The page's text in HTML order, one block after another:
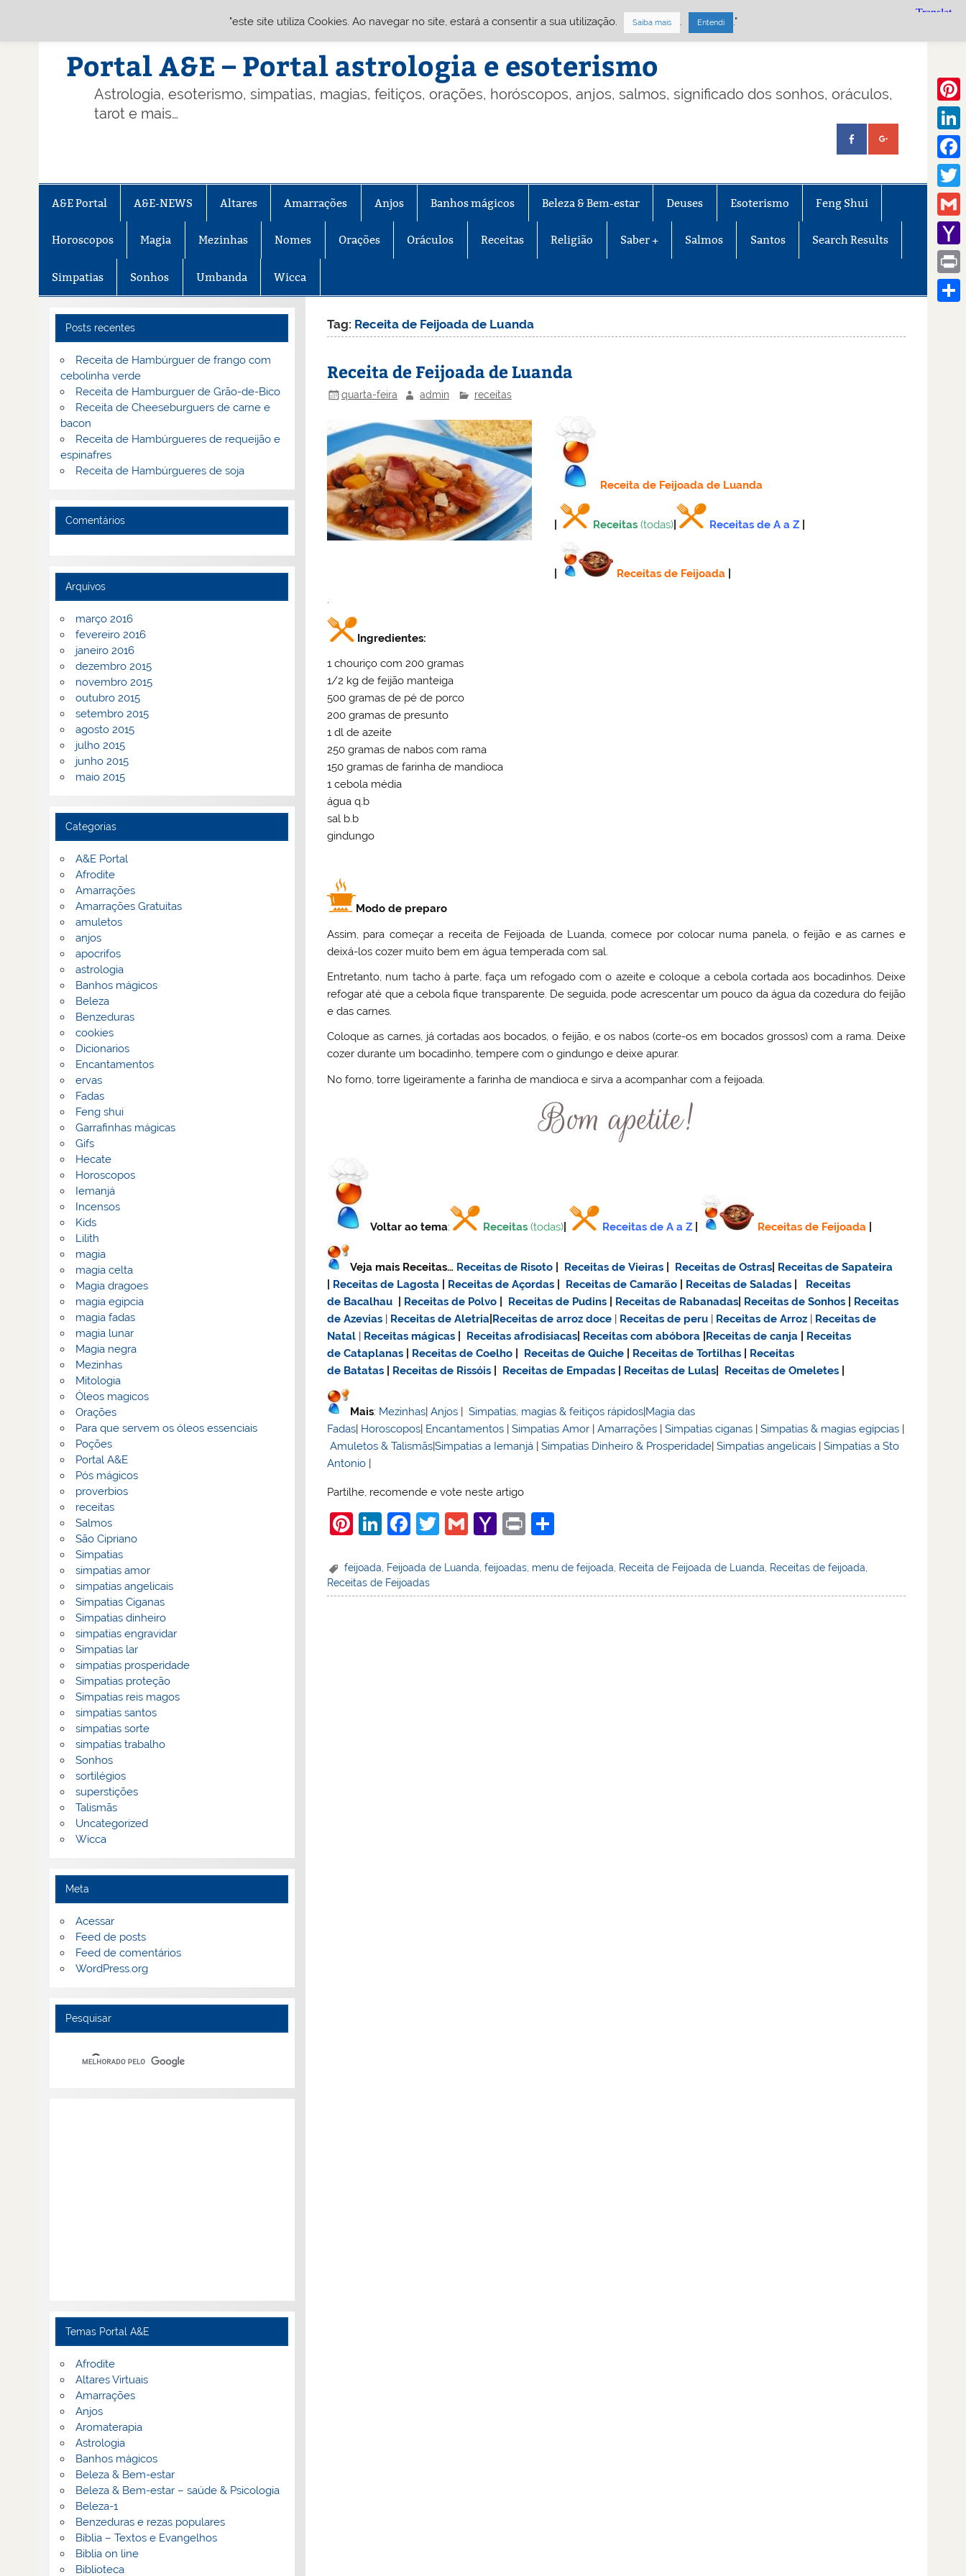
Portal A&E – Portal astrologia e esoterismo
Astrologia, esoterismo, simpatias, magias, feitiços, orações, horóscopos, anjos, salmos, significado dos sonhos, oráculos,
tarot e mais…
A&E Portal A&E-NEWS Altares Amarrações Anjos Banhos mágicos Beleza & Bem-estar Deuses Esoterismo Feng Shui
Horoscopos Magia Mezinhas Nomes Orações Oráculos Receitas Religião Saber + Salmos Santos Search Results
Simpatias Sonhos Umbanda Wicca
Tag: Receita de Feijoada de Luanda
Receita de Feijoada de Luanda
quarta-feira admin receitas
Receita de Feijoada de Luanda
Receitas (todas)| Receitas de A a Z
Receitas de Feijoada
Ingredientes:
1 chouriço com 200 gramas
1/2 kg de feijão manteiga
500 gramas de pé de porco
200 gramas de presunto
1 dl de azeite
250 gramas de nabos com rama
150 gramas de farinha de mandioca
1 cebola média
água q.b
sal b.b
gindungo
Modo de preparo
Assim, para começar a receita de Feijoada de Luanda, comece por colocar numa panela, o feijão e as carnes e
deixá-los cozer muito bem em água temperada com sal.
Entretanto, num tacho à parte, faça um refogado com o azeite e coloque a cebola cortada aos bocadinhos. Deixe
refogar até que a cebola fique transparente. De seguida, pode acrescentar um pouco da água da cozedura do feijão
e das carnes.
Coloque as carnes, já cortadas aos bocados, o feijão, e os nabos (corte-os em bocados grossos) com a rama. Deixe
cozer durante um bocadinho, tempere com o gindungo e deixe apurar.
No forno, torre ligeiramente a farinha de mandioca e sirva a acompanhar com a feijoada.
Voltar ao tema: Receitas (todas) Receitas de A a Z Receitas de Feijoada
Veja mais Receitas… Receitas de Risoto Receitas de Vieiras Receitas de Ostras
Receitas de Sapateira
Receitas de Lagosta Receitas de Açordas Receitas de Camarão Receitas de Saladas
Receitas
de Bacalhau
Receitas de Polvo Receitas de Pudins Receitas de Rabanadas Receitas de Sonhos
Receitas
de Azevias
Receitas de Aletria Receitas dearroz doce Receitas de peru Receitas de Arroz
Receitas de
Natal
Receitas mágicas Receitas afrodisiacas Receitas com abóbora Receitas de canja
Receitas
de Cataplanas
Receitas de Coelho Receitas de Quiche Receitas de Tortilhas
Receitas
de Batatas
Receitas de Rissóis Receitas de Empadas Receitas de Lulas Receitas de Omeletes
Mais: Mezinhas|Anjos |Simpatias, magias & feitiços rápidos|Magia das
Fadas| Horoscopos| Encantamentos |Simpatias Amor |Amarrações |Simpatias ciganas |Simpatias & magias egípcias |
Amuletos & Talismãs|Simpatias a Iemanjá |Simpatias Dinheiro & Prosperidade|Simpatias angelicais |Simpatias a Sto
Antonio |
Partilhe, recomende e vote neste artigo
Pi
er
e
Li
k
e
F
c
e
T
itt
er
G
ai
l
Y
h
o
Pr
t
ar
e
feijoada Feijoada de Luanda ,feijoadas menu de feijoada Receita de Feijoada de Luanda Receitas de feijoada
Receitas de Feijoadas
Posts recentes
Receita de Hambúrguer de frango com
cebolinha verde
Receita de Hamburguer de Grão-de-Bico
Receita de Cheeseburguers de carne e
bacon
Receita de Hambúrgueres de requeijão e
espinafres
Receita de Hambúrgueres de soja
Comentários
Arquivos
março 2016
fevereiro 2016
janeiro 2016
dezembro 2015
novembro 2015
outubro 2015
setembro 2015
agosto 2015
julho 2015
junho 2015
maio 2015
Categorias
A&E Portal
Afrodite
Amarrações
Amarrações Gratuitas
amuletos
anjos
apocrifos
astrologia
Banhos mágicos
Beleza
Benzeduras
cookies
Dicionarios
Encantamentos
ervas
Fadas
Feng shui
Garrafinhas mágicas
Gifs
Hecate
Horoscopos
Iemanjá
Incensos
Kids
Lilith
magia
magia celta
Magia dragoes
magia egipcia
magia fadas
magia lunar
Magia negra
Mezinhas
Mitologia
Óleos magicos
Orações
Para que servem os óleos essenciais
Poções
Portal A&E
Pós mágicos
proverbios
receitas
Salmos
São Cipriano
Simpatias
simpatias amor
simpatias angelicais
Simpatias Ciganas
Simpatias dinheiro
simpatias engravidar
Simpatias lar
simpatias prosperidade
Simpatias proteção
Simpatias reis magos
simpatias santos
simpatias sorte
simpatias trabalho
Sonhos
sortilégios
superstições
Talismãs
Uncategorized
Wicca
Meta
Acessar
Feed de posts
Feed de comentários
WordPress.org
Pesquisar
Temas Portal A&E
Afrodite
Altares Virtuais
Amarrações
Anjos
Aromaterapia
Astrologia
Banhos mágicos
Beleza & Bem-estar
Beleza & Bem-estar – saúde & Psicologia
Beleza-1
Benzeduras e rezas populares
Bíblia – Textos e Evangelhos
Biblia on line
Biblioteca
Gmail
Mail
Print
"este site utiliza Cookies. Ao navegar no site, estará a consentir a sua utilização. Saiba mais . Entendi ."